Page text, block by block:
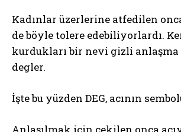
Kadınlar üzerlerine atfedilen
de böyle tolere edebiliyorlardı.
kurdukları bir nevi gizli
degler.
İşte bu yüzden DEG, acının